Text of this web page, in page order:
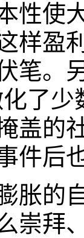
性使
样盈
笔。
了
盖的
在
胀的
崇拜